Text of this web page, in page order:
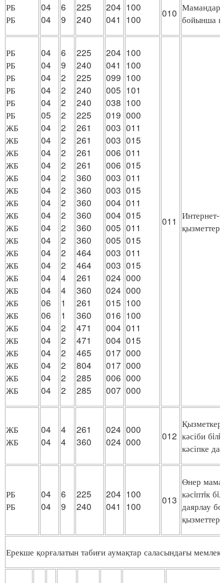
РБ
РБ
04
04
6
9
225
240
204
041
100
100
010
бойынша
РБ
РБ
РБ
РБ
РБ
РБ
ЖБ
ЖБ
ЖБ
ЖБ
ЖБ
ЖБ
ЖБ
ЖБ
ЖБ
ЖБ
ЖБ
ЖБ
ЖБ
ЖБ
ЖБ
ЖБ
ЖБ
ЖБ
ЖБ
ЖБ
ЖБ
ЖБ
04
04
04
04
04
05
04
04
04
04
04
04
04
04
04
04
04
04
04
04
06
06
04
04
04
04
04
04
6
9
2
2
2
2
2
2
2
2
2
2
2
2
2
2
2
2
4
4
1
1
2
2
2
2
2
2
225
240
225
240
240
225
261
261
261
261
360
360
360
360
360
360
464
464
261
360
261
360
471
471
465
804
285
285
204
041
099
005
038
019
003
003
006
006
003
003
004
004
005
005
003
003
024
024
015
016
004
004
017
017
006
007
100
100
100
101
100
000
011
015
011
015
011
015
011
015
011
015
011
015
000
000
100
100
011
015
000
000
000
000
011 Интернет-
қызметтерi
ЖБ
ЖБ
04
04
4
4
261
360
024
024
000
000
012 кәсіби
кәсіпке
РБ
РБ
04
04
6
9
225
240
204
041
100
100
013
Өнер
кәсiптiк
даярлау
қызметтер
Ерекше қорғалатын табиғи аумақтар саласындағы